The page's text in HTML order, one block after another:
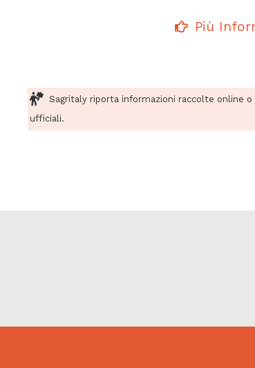
Più
Sagritaly riporta informazioni raccolte online
ufficiali.